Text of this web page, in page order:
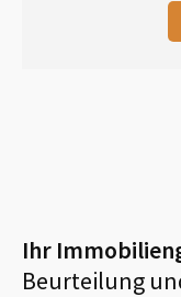
Ihr
Beurteilung